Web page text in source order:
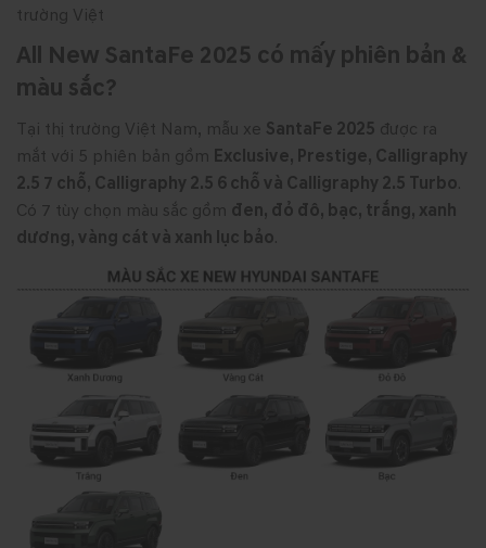
trường Việt
All New SantaFe 2025 có mấy phiên bản &
màu sắc?
Tại thị trường Việt Nam, mẫu xe SantaFe 2025 được ra
mắt với 5 phiên bản gồm Exclusive, Prestige, Calligraphy
2.5 7 chỗ, Calligraphy 2.5 6 chỗ và Calligraphy 2.5 Turbo.
Có 7 tùy chọn màu sắc gồm đen, đỏ đô, bạc, trắng, xanh
dương, vàng cát và xanh lục bảo.